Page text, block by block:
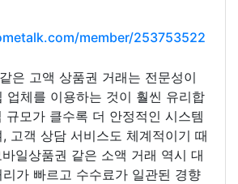
member/253753522
은 고액 상품권 거래는 전문성이
업체를 이용하는 것이 훨씬 유리합
규모가 클수록 더 안정적인 시스템
고객 상담 서비스도 체계적이기 때
일상품권 같은 소액 거래 역시 대
가 빠르고 수수료가 일관된 경향